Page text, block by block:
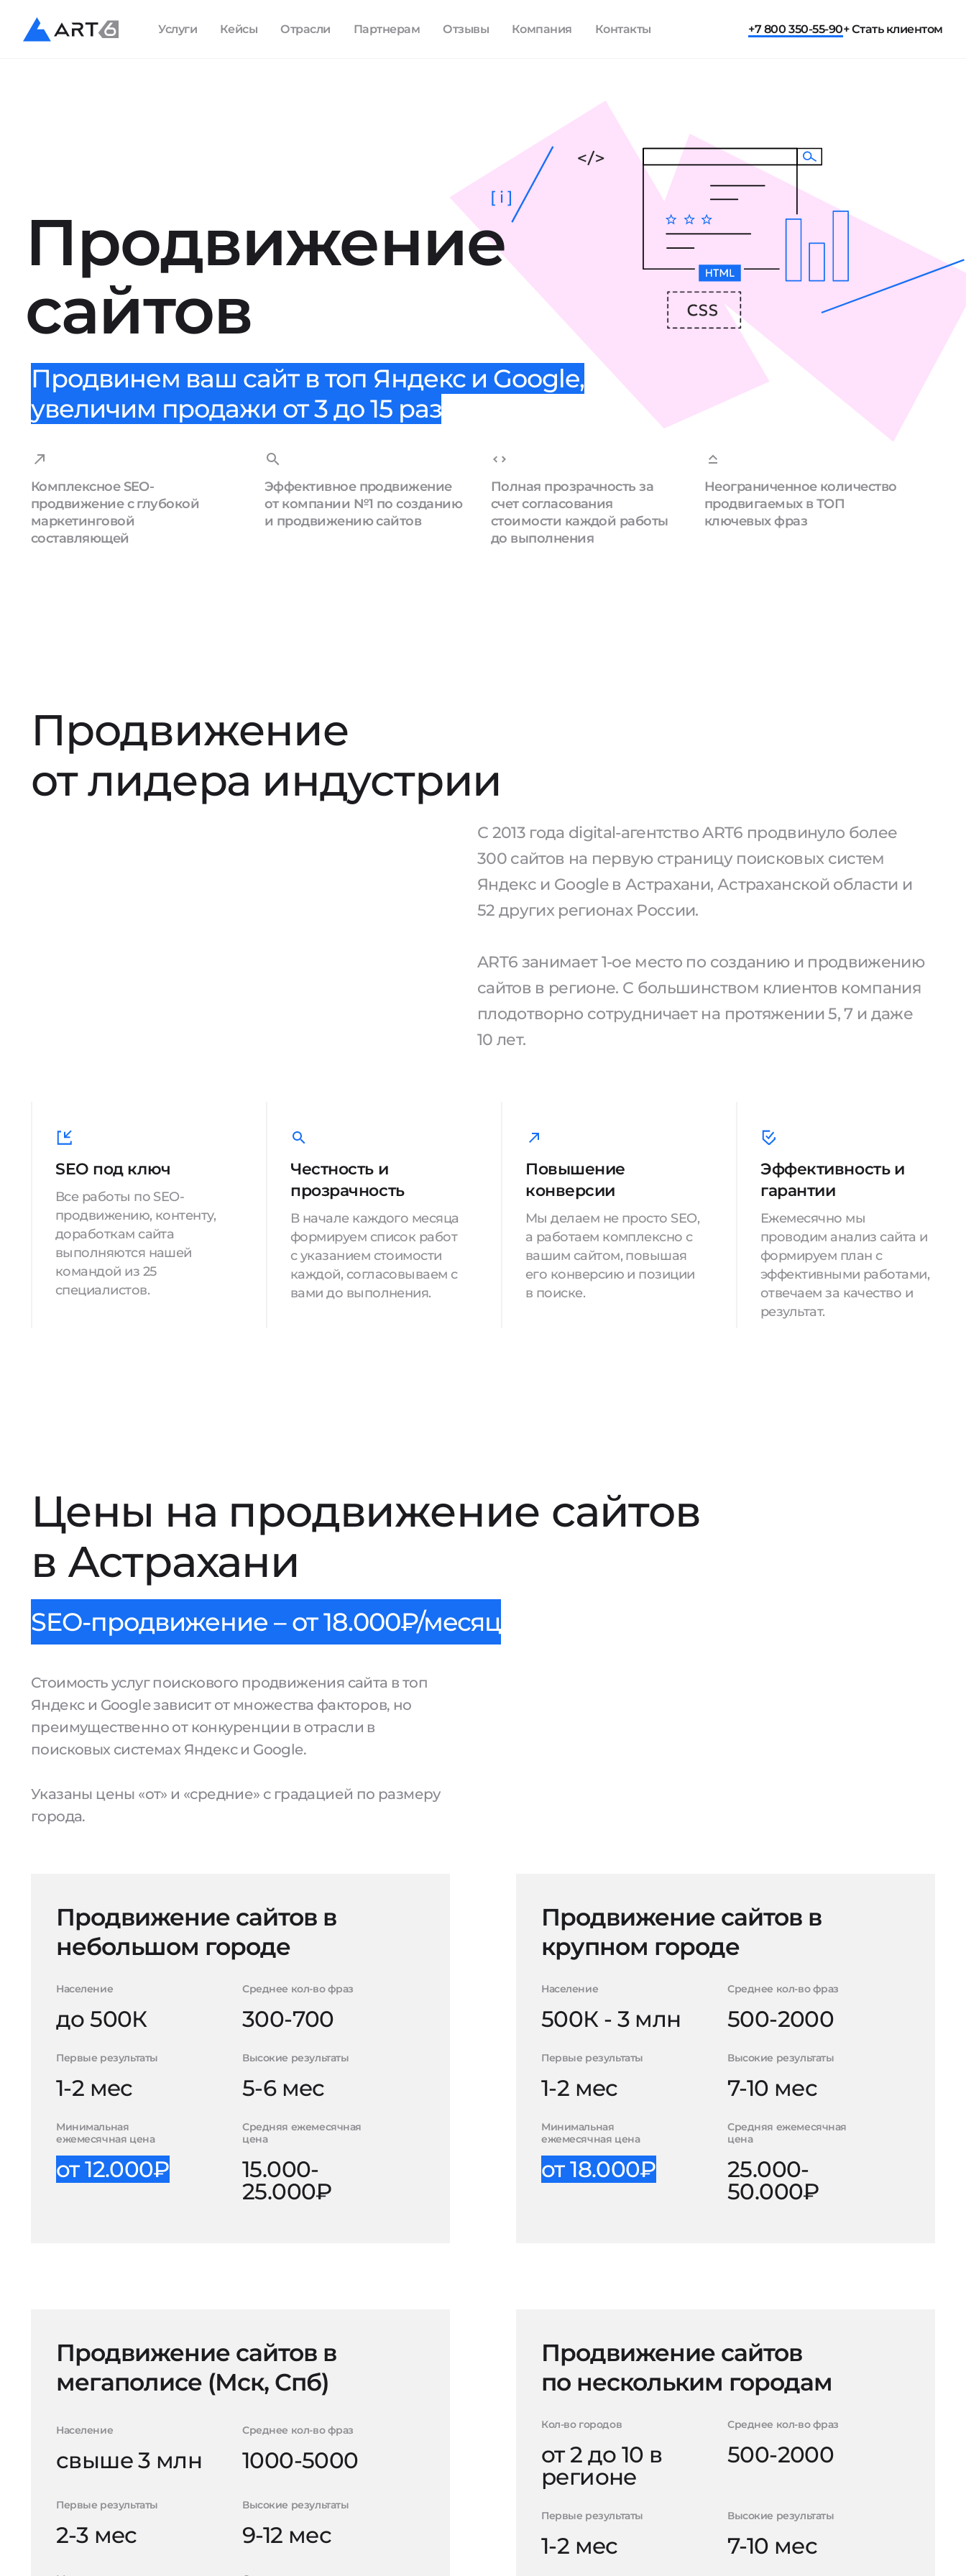
Услуги Кейсы Отрасли Партнерам Отзывы Компания Контакты +7 800 350-55-90+ Стать клиентом
Продвижение
сайтов
[ i ]
Продвинем ваш сайт в топ Яндекс и Google,
увеличим продажи от 3 до 15 раз
Комплексное SEO-
продвижение с глубокой
маркетинговой
составляющей
Эффективное продвижение
от компании №1 по созданию
и продвижению сайтов
Полная прозрачность за
счет согласования
стоимости каждой работы
до выполнения
Неограниченное количество
продвигаемых в ТОП
ключевых фраз
Продвижение
от лидера индустрии
С 2013 года digital-агентство ART6 продвинуло более
300 сайтов на первую страницу поисковых систем
Яндекс и Google в Астрахани, Астраханской области и
52 других регионах России.
ART6 занимает 1-ое место по созданию и продвижению
сайтов в регионе. С большинством клиентов компания
плодотворно сотрудничает на протяжении 5, 7 и даже
10 лет.
SEO под ключ
Все работы по SEO-
продвижению, контенту,
доработкам сайта
выполняются нашей
командой из 25
специалистов.
Честность и
прозрачность
В начале каждого месяца
формируем список работ
с указанием стоимости
каждой, согласовываем с
вами до выполнения.
Повышение
конверсии
Мы делаем не просто SEO,
а работаем комплексно с
вашим сайтом, повышая
его конверсию и позиции
в поиске.
Эффективность и
гарантии
Ежемесячно мы
проводим анализ сайта и
формируем план с
эффективными работами,
отвечаем за качество и
результат.
Цены на продвижение сайтов
в Астрахани
SEO-продвижение – от 18.000₽/месяц
Стоимость услуг поискового продвижения сайта в топ
Яндекс и Google зависит от множества факторов, но
преимущественно от конкуренции в отрасли в
поисковых системах Яндекс и Google.
Указаны цены «от» и «средние» с градацией по размеру
города.
Продвижение сайтов в
небольшом городе
Население
до 500К
Среднее кол-во фраз
300-700
Первые результаты
1-2 мес
Высокие результаты
5-6 мес
Минимальная
ежемесячная цена
от 12.000₽
Средняя ежемесячная
цена
15.000-
25.000₽
Продвижение сайтов в
крупном городе
Население
500К - 3 млн
Среднее кол-во фраз
500-2000
Первые результаты
1-2 мес
Высокие результаты
7-10 мес
Минимальная
ежемесячная цена
от 18.000₽
Средняя ежемесячная
цена
25.000-
50.000₽
Продвижение сайтов в
мегаполисе (Мск, Спб)
Население
свыше 3 млн
Среднее кол-во фраз
1000-5000
Первые результаты
2-3 мес
Высокие результаты
9-12 мес
Продвижение сайтов
по нескольким городам
Кол-во городов
от 2 до 10 в
регионе
Среднее кол-во фраз
500-2000
Первые результаты
1-2 мес
Высокие результаты
7-10 мес